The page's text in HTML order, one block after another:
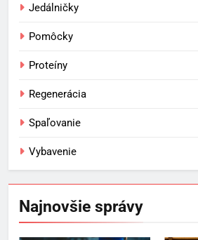
Jedálničky
Pomôcky
Proteíny
Regenerácia
Spaľovanie
Vybavenie
Najnovšie správy
5
POMÔCKY